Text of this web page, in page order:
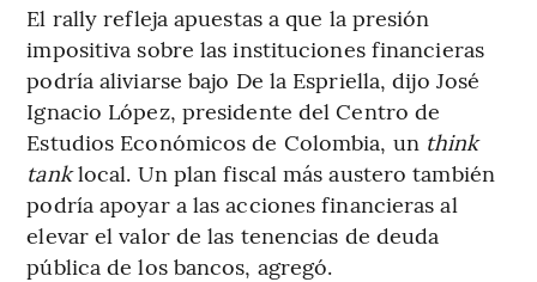
El rally refleja apuestas a que la presión
impositiva sobre las instituciones financieras
podría aliviarse bajo De la Espriella, dijo José
Ignacio López, presidente del Centro de
Estudios Económicos de Colombia, un think
tanklocal. Un plan fiscal más austero también
podría apoyar a las acciones financieras al
elevar el valor de las tenencias de deuda
pública de los bancos, agregó.